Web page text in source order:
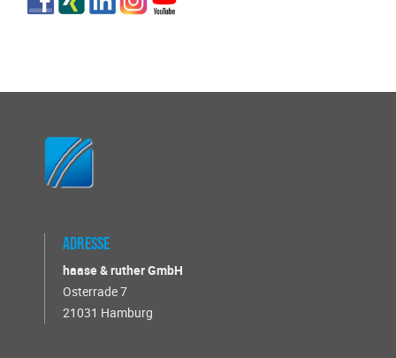
Adresse
haase & ruther GmbH
Osterrade 7
21031 Hamburg